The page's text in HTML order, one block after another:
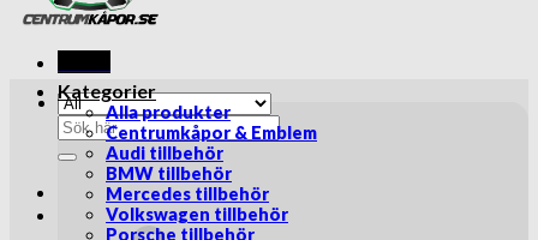
Sök
efter:
Kategorier
Alla produkter
Centrumkåpor & Emblem
Audi tillbehör
BMW tillbehör
Mercedes tillbehör
Volkswagen tillbehör
Porsche tillbehör